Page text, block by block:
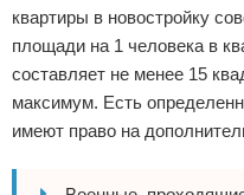
квартиры в новостройку
площади на 1 человека в
составляет не менее 15
максимум. Есть
имеют право на